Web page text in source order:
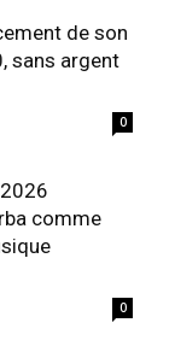
de son
sans argent
0
comme
0